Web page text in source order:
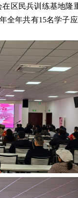
区民兵训练基地
全年共有15名学子